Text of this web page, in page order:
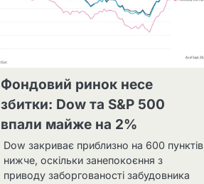
Фондовий ринок несе
збитки: Dow та S&P 500
впали майже на 2%
Dow закриває приблизно на 600 пунктів
нижче, оскільки занепокоєння з
приводу заборгованості забудовника